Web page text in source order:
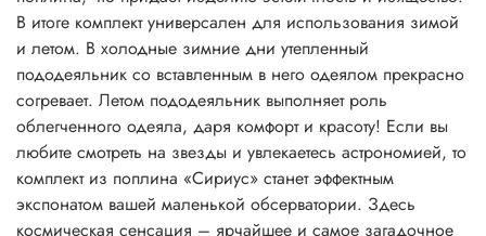
В итоге комплект универсален для использования зимой
и летом. В холодные зимние дни утепленный
пододеяльник со вставленным в него одеялом прекрасно
согревает. Летом пододеяльник выполняет роль
облегченного одеяла, даря комфорт и красоту! Если вы
любите смотреть на звезды и увлекаетесь астрономией, то
комплект из поплина «Сириус» станет эффектным
экспонатом вашей маленькой обсерватории. Здесь
космическая сенсация – ярчайшее и самое загадочное